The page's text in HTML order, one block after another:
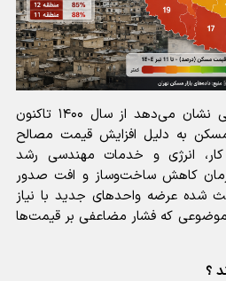
از سوی دیگر، آمار‌های رسمی نشان می‌دهد از سال ۱۴۰۰ تاکنون
به دلیل افزایش قیمت مصالح
کار، انرژی و خدمات مهندسی رشد
کاهش ساخت‌وساز و افت صدور
شده عرضه واحد‌های جدید با نیاز
موضوعی که فشار مضاعفی بر قیمت‌ها
؟